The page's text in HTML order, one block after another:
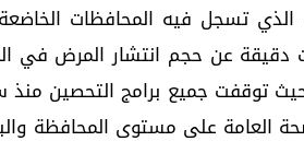
تسجل فيه المحافظات الخاضعة
دقيقة عن حجم انتشار المرض في
حيث توقفت جميع برامج التحصين
العامة على مستوى المحافظة